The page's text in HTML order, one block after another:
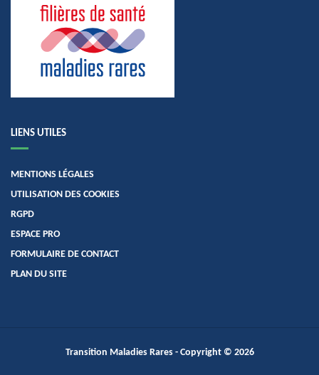
LIENS UTILES
MENTIONS LÉGALES
UTILISATION DES COOKIES
RGPD
ESPACE PRO
FORMULAIRE DE CONTACT
PLAN DU SITE
Transition Maladies Rares- Copyright © 2026